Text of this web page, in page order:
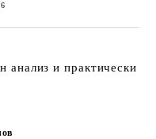
анализ и практически